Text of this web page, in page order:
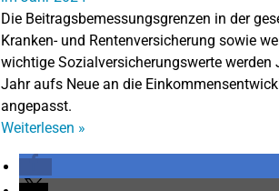
Die Beitragsbemessungsgrenzen in der
Kranken- und Rentenversicherung sowie
wichtige Sozialversicherungswerte werden
Jahr aufs Neue an die
angepasst.
Weiterlesen »